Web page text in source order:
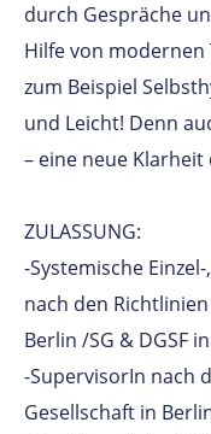
durch Gespräche
Hilfe von modernen
zum Beispiel
und Leicht! Denn
– eine neue
ZULASSUNG:
-Systemische
nach den
Berlin /SG & DGSF
-SupervisorIn nach
Gesellschaft in